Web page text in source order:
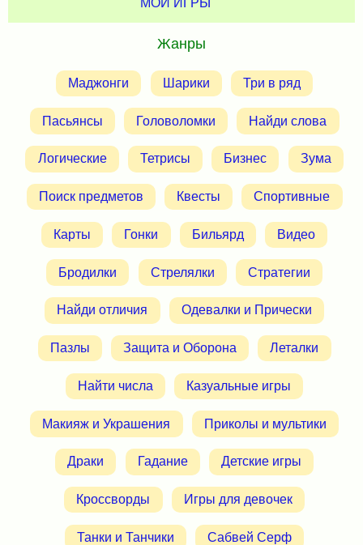
Жанры
Маджонги Шарики Три в ряд
Пасьянсы Головоломки Найди слова
Логические Тетрисы Бизнес Зума
Поиск предметов Квесты Спортивные
Карты Гонки Бильярд Видео
Бродилки Стрелялки Стратегии
Найди отличия Одевалки и Прически
Пазлы Защита и Оборона Леталки
Найти числа Казуальные игры
Макияж и Украшения Приколы и мультики
Драки Гадание Детские игры
Кроссворды Игры для девочек
Танки и Танчики Сабвей Серф